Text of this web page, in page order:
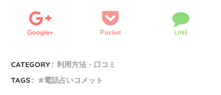
Google+ Pocket LINE
CATEGORY : 利用方法・口コミ
TAGS :
電話占いコメット